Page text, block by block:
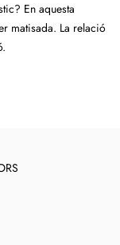
En aquesta
matisada. La relació